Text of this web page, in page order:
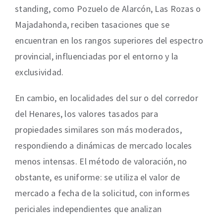
standing, como Pozuelo de Alarcón, Las Rozas o
Majadahonda, reciben tasaciones que se
encuentran en los rangos superiores del espectro
provincial, influenciadas por el entorno y la
exclusividad.
En cambio, en localidades del sur o del corredor
del Henares, los valores tasados para
propiedades similares son más moderados,
respondiendo a dinámicas de mercado locales
menos intensas. El método de valoración, no
obstante, es uniforme: se utiliza el valor de
mercado a fecha de la solicitud, con informes
periciales independientes que analizan